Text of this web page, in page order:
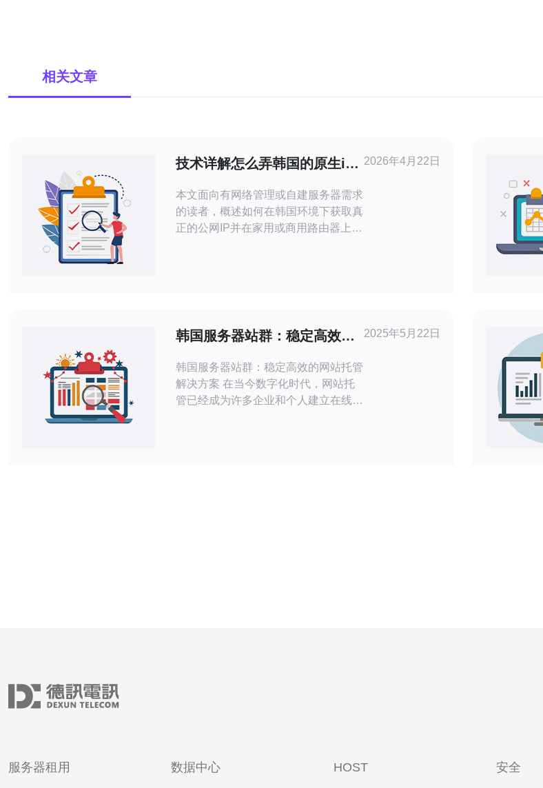
相关文章
技术详解怎么弄韩国的原生ip
南
本文面向有网络管理或自建服务器需求
的读者，概述如何在韩国环境下获取真
正的公网IP并在家用或商用路由器上完
适合获取并绑定韩国原生IP？ 选择路
由器时优先考虑支持VLAN
2026年4月22日
韩国服务器站群：稳定高效的
韩国服务器站群：稳定高效的网站托管
解决方案 在当今数字化时代，网站托
管已经成为许多企业和个人建立在线存
2025年5月22日
服务器租用 数据中心 HOST 安全